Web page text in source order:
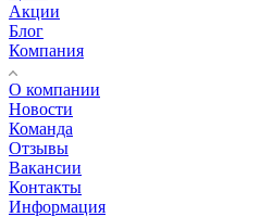
Акции
Блог
Компания
О компании
Новости
Команда
Отзывы
Вакансии
Контакты
Информация